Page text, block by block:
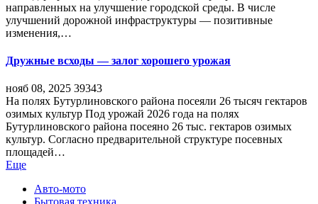
направленных на улучшение городской среды. В числе
улучшений дорожной инфраструктуры — позитивные
изменения,…
Дружные всходы — залог хорошего урожая
нояб 08, 2025 39343
На полях Бутурлиновского района посеяли 26 тысяч гектаров
озимых культур Под урожай 2026 года на полях
Бутурлиновского района посеяно 26 тыс. гектаров озимых
культур. Согласно предварительной структуре посевных
площадей…
Еще
Авто-мото